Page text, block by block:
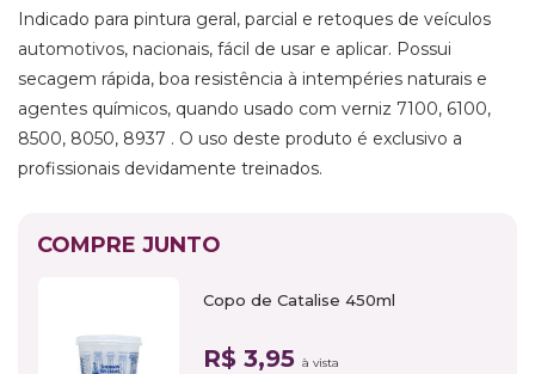
Indicado para pintura geral, parcial e retoques de veículos
automotivos, nacionais, fácil de usar e aplicar. Possui
secagem rápida, boa resistência à intempéries naturais e
agentes químicos, quando usado com verniz 7100, 6100,
8500, 8050, 8937 . O uso deste produto é exclusivo a
profissionais devidamente treinados.
COMPRE JUNTO
Copo de Catalise 450ml
R$ 3,95 à vista